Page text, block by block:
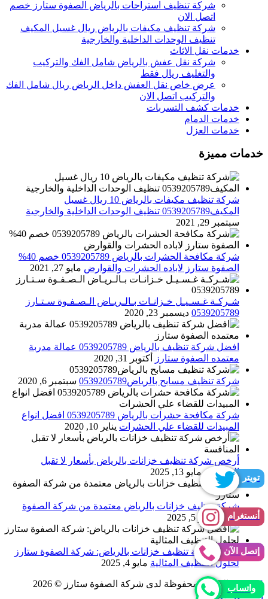
شركة تنظيف استراحات بالرياض الصفوة ستارز خصم
اتصل الان
شركة تنظيف مكيفات بالرياض ريال غسيل المكيف
تنظيف الوحدات الداخلية والخارجية
خدمات نقل الاثاث
شركة نقل عفش بالرياض شامل الفك والتركيب
والتغليف ريال فقط
عرض خاص نقل العفش داخل الرياض ريال شامل الفك
والتركيب اتصل الان
خدمات كشف التسربات
خدمات الدمام
خدمات العزل
خدمات مميزة
شركة تنظيف مكيفات بالرياض 10 ريال غسيل
المكيف0539205789 تنظيف الوحدات الداخلية والخارجية
سبتمبر 29, 2021
شركة مكافحة الحشرات بالرياض 0539205789 خصم 40%
الصفوة ستارز لاباده الحشرات والقوارض مايو 27, 2021
شـركـة غـسـيـل خـزانـات بـالـريـاض الـصـفـوة سـتـارز
0539205789 ديسمبر 23, 2020
افضل شركة تنظيف بالرياض 0539205789 عمالة مدربة
معتمده الصفوة ستارز
أكتوبر 31, 2020
شركة تنظيف مسابح بالرياض0539205789 سبتمبر 6, 2020
شركة مكافحة حشرات بالرياض 0539205789 افضل انواع
المبيدات للقضاء علي الحشرات يناير 10, 2020
أرخص شركة تنظيف خزانات بالرياض بأسعار لا تقبل
المنافسة مايو 13, 2025
شركة تنظيف خزانات بالرياض معتمدة من شركة الصفوة
ستارز مايو 5, 2025
أفضل شركة تنظيف خزانات بالرياض: شركة الصفوة ستارز
لحلول التنظيف المثالية مايو 4, 2025
FAWAZ
الحقوق محفوظة لدى شركة الصفوة ستارز © 2026
إتصــال الآن
إتصل الآن
واتساب
أنستغرام
تويتر